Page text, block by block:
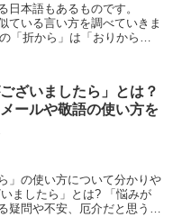
日本語もあるものです。
ている言い方を調べていきま
「折から」は「おりから」
ございましたら」とは？
ールや敬語の使い方を
」の使い方について分かりや
ましたら」とは? 「悩みが
疑問や不安、厄介だと思うこ